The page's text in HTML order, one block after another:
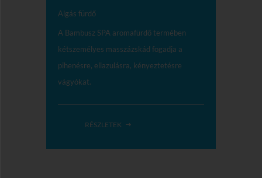
Algás fürdő
A Bambusz SPA aromafürdő termében
kétszemélyes masszázskád fogadja a
pihenésre, ellazulásra, kényeztetésre
vágyókat.
RÉSZLETEK